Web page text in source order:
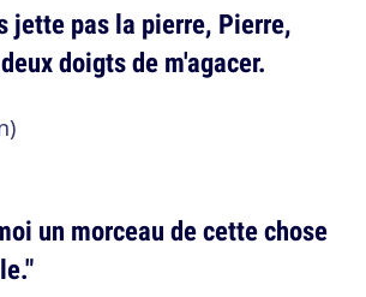
jette pas la pierre, Pierre,
doigts de m'agacer.
un morceau de cette chose